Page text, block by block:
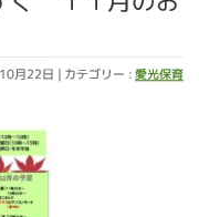
月22日 カテゴリー :愛光保育